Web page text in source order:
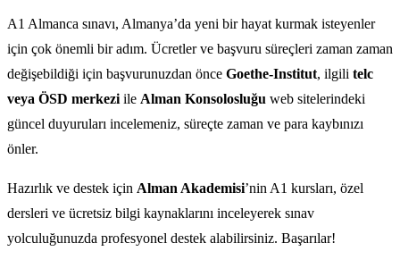
A1 Almanca sınavı, Almanya’da yeni bir hayat kurmak isteyenler
için çok önemli bir adım. Ücretler ve başvuru süreçleri zaman zaman
değişebildiği için başvurunuzdan önce Goethe-Institut, ilgili telc
veya ÖSD merkezi ile Alman Konsolosluğu web sitelerindeki
güncel duyuruları incelemeniz, süreçte zaman ve para kaybınızı
önler.
Hazırlık ve destek için Alman Akademisi’nin A1 kursları, özel
dersleri ve ücretsiz bilgi kaynaklarını inceleyerek sınav
yolculuğunuzda profesyonel destek alabilirsiniz. Başarılar!